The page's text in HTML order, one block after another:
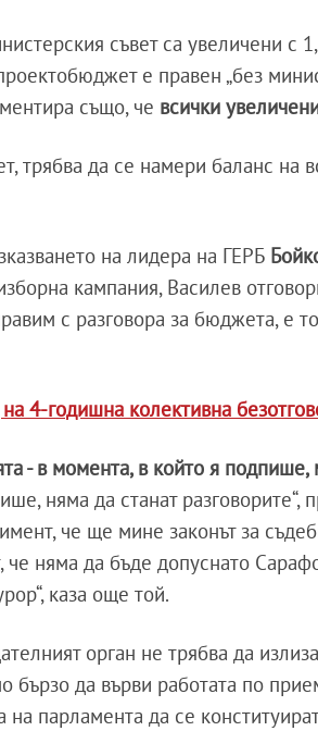
съвет са увеличени с
е правен „без
също, че всички
трябва да се намери баланс на
на лидера на ГЕРБ
кампания, Василев
с разговора за бюджета, е
4-годишна колективна
- в момента, в който я
няма да станат разговорите“,
че ще мине законът за
че няма да бъде допуснато
каза още той.
орган не трябва да
бързо да върви работата по
на парламента да се